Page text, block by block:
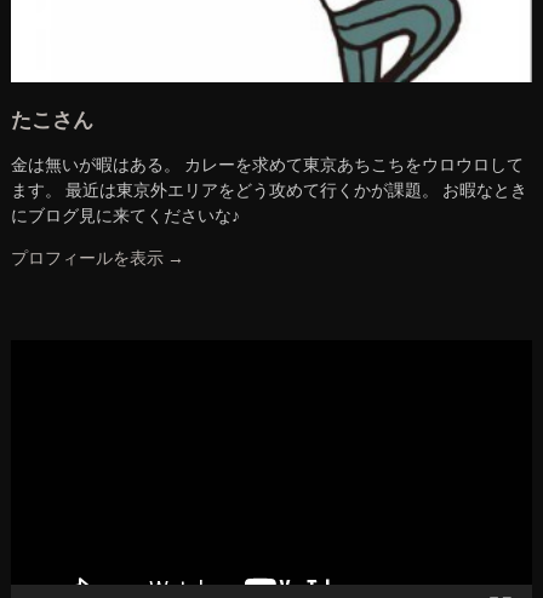
たこさん
金は無いが暇はある。 カレーを求めて東京あちこちをウロウロして
ます。 最近は東京外エリアをどう攻めて行くかが課題。 お暇なとき
にブログ見に来てくださいな♪
プロフィールを表示 →